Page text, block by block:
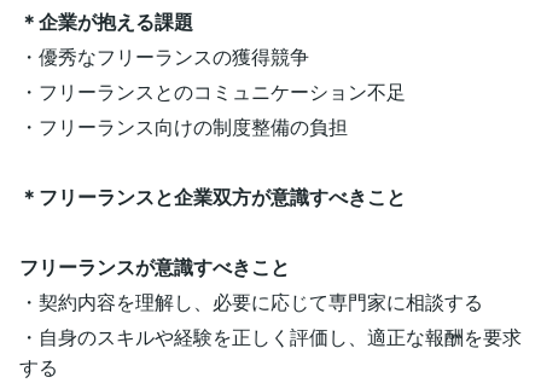
＊企業が抱える課題
・優秀なフリーランスの獲得競争
・フリーランスとのコミュニケーション不足
・フリーランス向けの制度整備の負担
＊フリーランスと企業双方が意識すべきこと
フリーランスが意識すべきこと
・契約内容を理解し、必要に応じて専門家に相談する
・自身のスキルや経験を正しく評価し、適正な報酬を要求
する